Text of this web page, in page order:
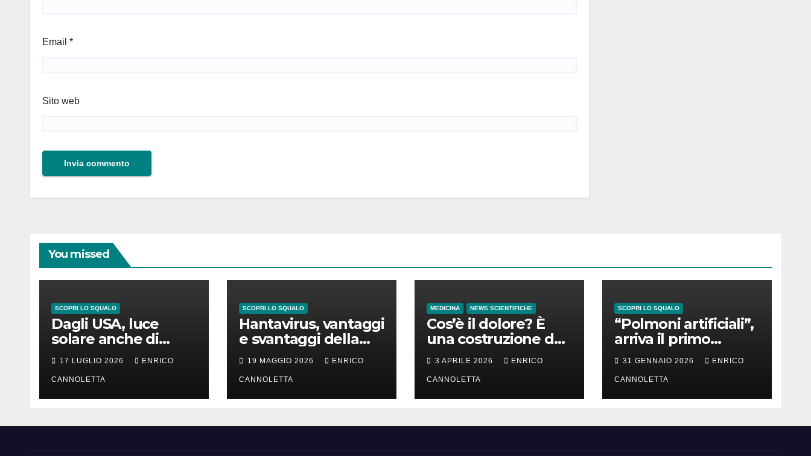
Email *
Sito web
You missed
SCOPRI LO SQUALO
Dagli USA, luce
solare anche di
notte
17 LUGLIO 2026 ENRICO
CANNOLETTA
SCOPRI LO SQUALO
Hantavirus, vantaggi
e svantaggi della
lunga incubazione
19 MAGGIO 2026 ENRICO
CANNOLETTA
MEDICINA NEWS SCIENTIFICHE
Cos’è il dolore? È
una costruzione del
cervello
3 APRILE 2026 ENRICO
CANNOLETTA
SCOPRI LO SQUALO
“Polmoni artificiali”,
arriva il primo
successo
31 GENNAIO 2026 ENRICO
CANNOLETTA